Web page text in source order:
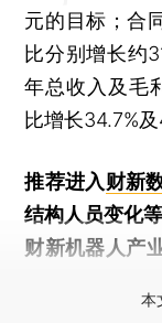
元的目标；合
比分别增长约
年总收入及毛
比增长34.7%及
推荐进入财新
结构人员变化
财新机器人产
本